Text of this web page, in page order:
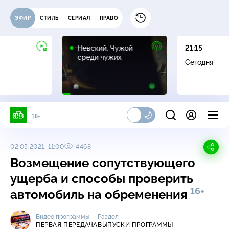
ЭФИР СТИЛЬ СЕРИАЛ ПРАВО
Невский. Чужой
среди чужих
16+
21:15
Сегодня
18+
02.05.2021, 11:00 4468
Возмещение сопутствующего
ущерба и способы проверить
автомобиль на обременения 16+
Видео программы
ПЕРВАЯ ПЕРЕДАЧА
Раздел
ВЫПУСКИ ПРОГРАММЫ